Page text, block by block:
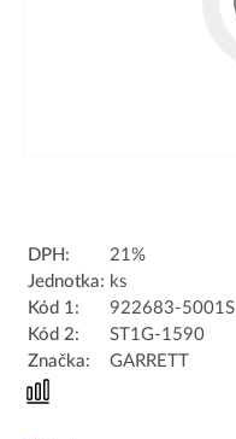
DPH:
21%
Jednotka: ks
Kód 1:
922683-5001S
Kód 2:
ST1G-1590
Značka:
GARRETT